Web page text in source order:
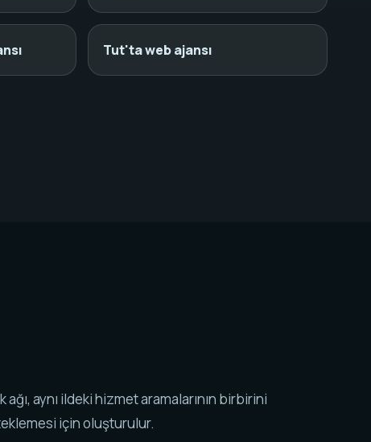
Tut'ta web ajansı
ağı, aynı ildeki hizmet aramalarının birbirini
için oluşturulur.